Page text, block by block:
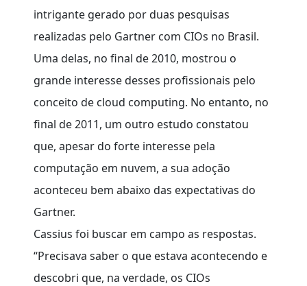
intrigante gerado por duas pesquisas
realizadas pelo Gartner com CIOs no Brasil.
Uma delas, no final de 2010, mostrou o
grande interesse desses profissionais pelo
conceito de cloud computing. No entanto, no
final de 2011, um outro estudo constatou
que, apesar do forte interesse pela
computação em nuvem, a sua adoção
aconteceu bem abaixo das expectativas do
Gartner.
Cassius foi buscar em campo as respostas.
“Precisava saber o que estava acontecendo e
descobri que, na verdade, os CIOs